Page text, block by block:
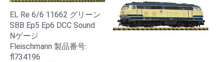
EL Re 6/6 11662 グリーン
SBB Ep5 Ep6 DCC Sound
Nゲージ
Fleischmann 製品番号:
fl734196